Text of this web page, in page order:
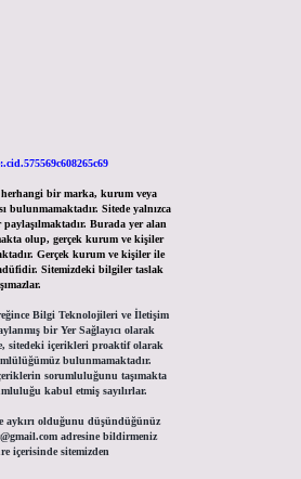
bir marka, kurum veya
bulunmamaktadır. Sitede yalnızca
paylaşılmaktadır. Burada yer alan
olup, gerçek kurum ve kişiler
Gerçek kurum ve kişiler ile
Sitemizdeki bilgiler taslak
Bilgi Teknolojileri ve İletişim
bir Yer Sağlayıcı olarak
sitedeki içerikleri proaktif olarak
bulunmamaktadır.
sorumluluğunu taşımakta
kabul etmiş sayılırlar.
aykırı olduğunu düşündüğünüz
adresine bildirmeniz
içerisinde sitemizden